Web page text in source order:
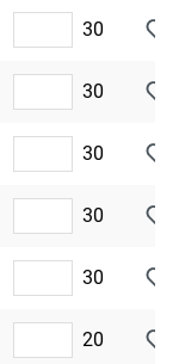
30
30
30
30
30
20